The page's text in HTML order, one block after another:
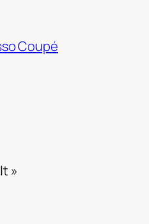
Coupé
»